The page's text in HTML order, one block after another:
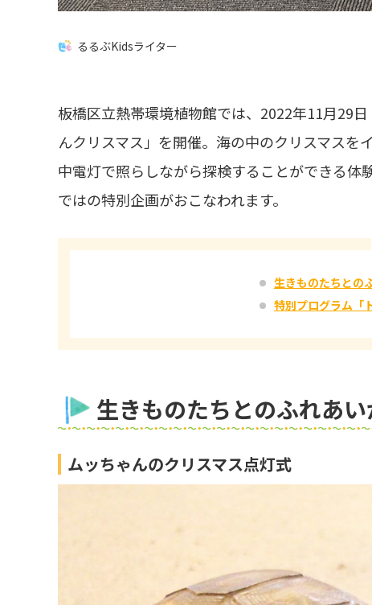
るるぶKidsライター
板橋区立熱帯環境植物館では、2022年11月29
んクリスマス」を開催。海の中のクリスマスを
中電灯で照らしながら探検することができる体
ではの特別企画がおこなわれます。
生きものたちとの
特別プログラム「
生きものたちとのふれあ
ムッちゃんのクリスマス点灯式